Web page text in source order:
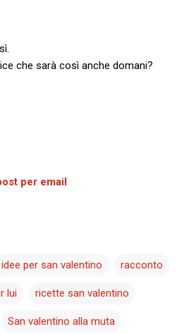
che sarà così anche domani?
per email
idee per san valentino racconto
lui ricette san valentino
San valentino alla muta